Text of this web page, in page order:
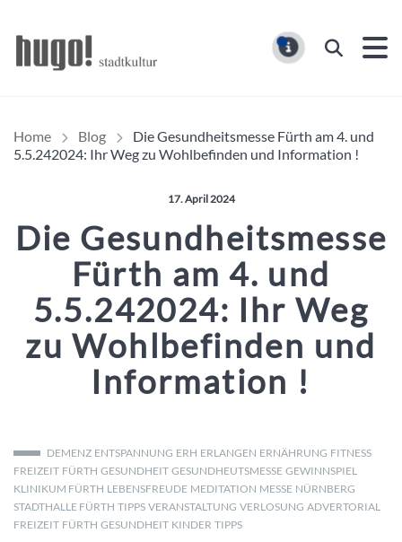
Suchen
Home Blog
Die Gesundheitsmesse Fürth am 4. und
5.5.242024: Ihr Weg zu Wohlbefinden und Information !
Veröffentlicht am:
17. April 2024
Die Gesundheitsmesse
Fürth am 4. und
5.5.242024: Ihr Weg
zu Wohlbefinden und
Information !
DEMENZ ENTSPANNUNG ERH ERLANGEN ERNÄHRUNG FITNESS
FREIZEIT FÜRTH GESUNDHEIT GESUNDHEUTSMESSE GEWINNSPIEL
KLINIKUM FÜRTH LEBENSFREUDE MEDITATION MESSE NÜRNBERG
STADTHALLE FÜRTH TIPPS VERANSTALTUNG VERLOSUNG ADVERTORIAL
FREIZEIT FÜRTH GESUNDHEIT KINDER TIPPS